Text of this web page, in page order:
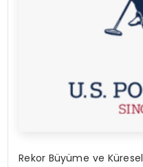
Rekor Büyüme ve Küresel